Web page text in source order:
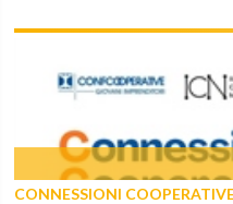
CONNESSIONI